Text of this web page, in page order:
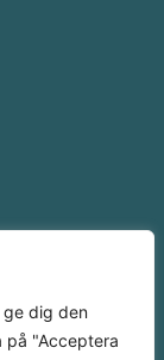
dig den
på "Acceptera